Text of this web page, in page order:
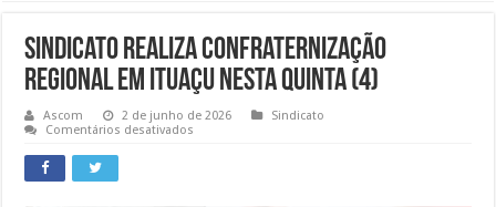
Sindicato realiza Confraternização
Regional em Ituaçu nesta quinta (4)
Ascom 2 de junho de 2026
Sindicato
Comentários desativados